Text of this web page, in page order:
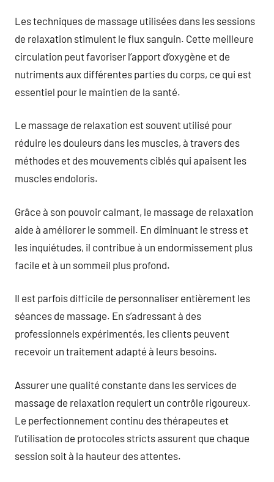
Les techniques de massage utilisées dans les sessions
de relaxation stimulent le flux sanguin. Cette meilleure
circulation peut favoriser l’apport d’oxygène et de
nutriments aux différentes parties du corps, ce qui est
essentiel pour le maintien de la santé.
Le massage de relaxation est souvent utilisé pour
réduire les douleurs dans les muscles, à travers des
méthodes et des mouvements ciblés qui apaisent les
muscles endoloris.
Grâce à son pouvoir calmant, le massage de relaxation
aide à améliorer le sommeil. En diminuant le stress et
les inquiétudes, il contribue à un endormissement plus
facile et à un sommeil plus profond.
Il est parfois difficile de personnaliser entièrement les
séances de massage. En s’adressant à des
professionnels expérimentés, les clients peuvent
recevoir un traitement adapté à leurs besoins.
Assurer une qualité constante dans les services de
massage de relaxation requiert un contrôle rigoureux.
Le perfectionnement continu des thérapeutes et
l’utilisation de protocoles stricts assurent que chaque
session soit à la hauteur des attentes.